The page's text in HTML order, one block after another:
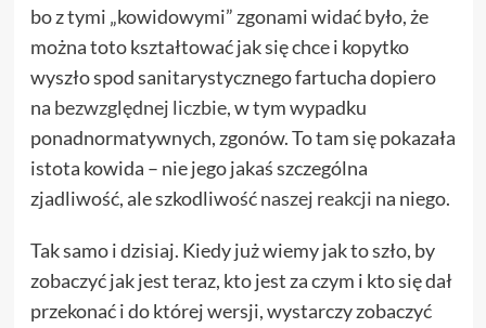
bo z tymi „kowidowymi” zgonami widać było, że
można toto kształtować jak się chce i kopytko
wyszło spod sanitarystycznego fartucha dopiero
na bezwzględnej liczbie, w tym wypadku
ponadnormatywnych, zgonów. To tam się pokazała
istota kowida – nie jego jakaś szczególna
zjadliwość, ale szkodliwośćnaszej reakcji na niego.
Tak samo i dzisiaj. Kiedy już wiemy jak to szło, by
zobaczyć jak jest teraz, kto jest za czym i kto się dał
przekonać i do której wersji, wystarczy zobaczyć